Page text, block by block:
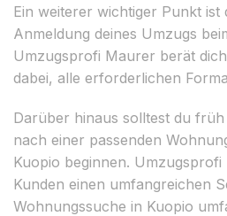
Ein weiterer wichtiger Punkt ist
Anmeldung deines Umzugs
Umzugsprofi Maurer berät
dabei, alle erforderlichen
Darüber hinaus solltest du
nach einer passenden
Kuopio beginnen.
Kunden einen umfangreichen
Wohnungssuche in Kuopio